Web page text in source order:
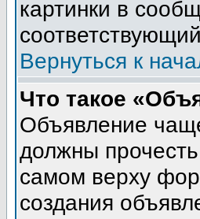
картинки в
Вернуться к
Что такое
Объявление
должны
самом верху
создания